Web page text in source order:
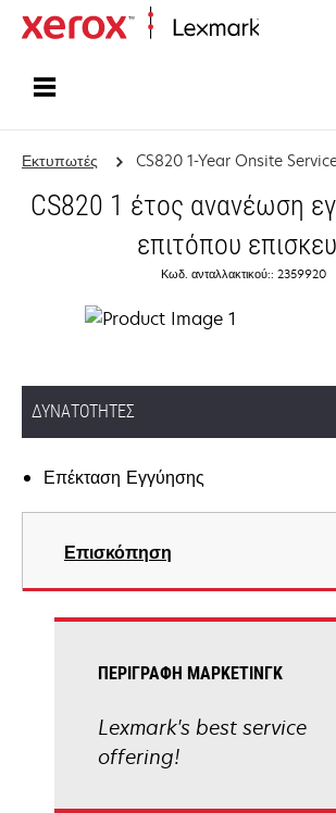
Εκτυπωτές CS820 1-Year Onsite
CS820 1 έτος ανανέωση
επιτόπου
Κωδ. ανταλλακτικού:: 2359920
ΔΥΝΑΤΌΤΗΤΕΣ
Επέκταση Εγγύησης
Επισκόπηση
ΠΕΡΙΓΡΑΦΉ ΜΆΡΚΕΤΙΝΓΚ
Lexmark's best service
offering!